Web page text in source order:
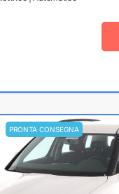
PRONTA CONSEGNA